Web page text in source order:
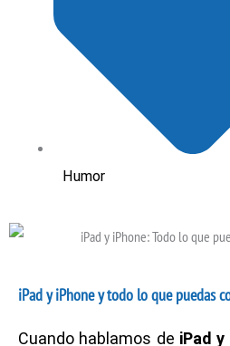
Humor
iPad y iPhone y todo lo que puedas
Cuando hablamos de iPad